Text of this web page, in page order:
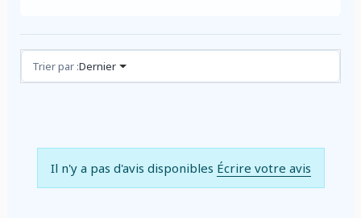
Avis (0)
Trier par :Dernier
Il n'y a pas d'avis disponibles Écrire votre avis